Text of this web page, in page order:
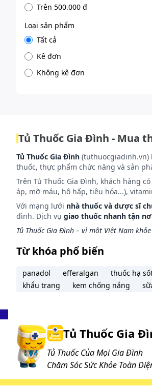
Trên 500.000 đ
Loại sản phẩm
Tất cả
Kê đơn
Không kê đơn
Tủ Thuốc Gia Đình - Mua
Tủ Thuốc Gia Đình (tuthuocgiadinh.vn)
thuốc, thực phẩm chức năng và sản
Trên Tủ Thuốc Gia Đình, khách hàng
áp, mỡ máu, hô hấp, tiêu hóa...),
Với mạng lưới nhà thuốc và dược sĩ
đình. Dịch vụ giao thuốc nhanh tận
Tủ Thuốc Gia Đình – vì một Việt Nam
Từ khóa phổ biến
panadol efferalgan thuốc hạ
khẩu trang
kem chống nắng
Tủ Thuốc Gia
Tủ Thuốc Của Mọi Gia Đình
Chăm Sóc Sức Khỏe Toàn